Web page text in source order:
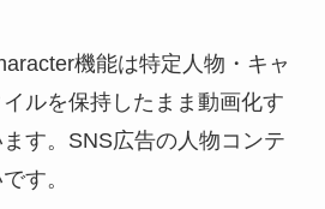
機能は特定人物・キャ
ルを保持したまま動画化す
す。SNS広告の人物コンテ
す。